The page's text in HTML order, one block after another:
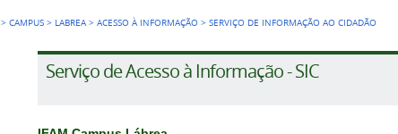
>CAMPUS > LABREA >ACESSO À INFORMAÇÃO >SERVIÇO DE INFORMAÇÃO AO CIDADÃO
Serviço de Acesso à Informação - SIC